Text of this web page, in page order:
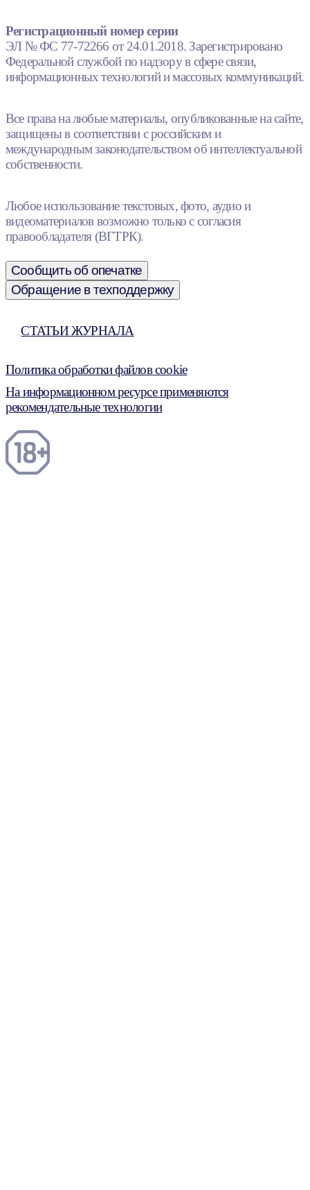
Регистрационный номер серии
ЭЛ № ФС 77-72266 от 24.01.2018. Зарегистрировано
Федеральной службой по надзору в сфере связи,
информационных технологий и массовых коммуникаций.
Все права на любые материалы, опубликованные на сайте,
защищены в соответствии с российским и
международным законодательством об интеллектуальной
собственности.
Любое использование текстовых, фото, аудио и
видеоматериалов возможно только с согласия
правообладателя (ВГТРК).
Сообщить об опечатке
Обращение в техподдержку
СТАТЬИ ЖУРНАЛА
Политика обработки файлов cookie
На информационном ресурсе применяются
рекомендательные технологии